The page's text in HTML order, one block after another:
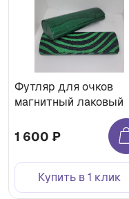
Футляр для очков
магнитный лаковый
1 600 ₽
Купить в 1 клик